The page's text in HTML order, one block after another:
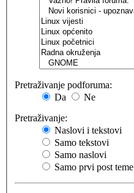
Pretraživanje podforuma:
Da
Ne
Pretraživanje:
Naslovi i tekstovi
Samo tekstovi
Samo naslovi
Samo prvi post teme